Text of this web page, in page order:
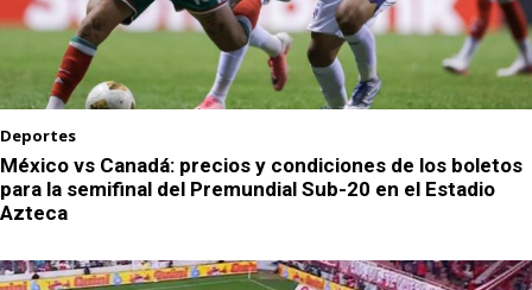
Deportes
México vs Canadá: precios y condiciones de los boletos
para la semifinal del Premundial Sub-20 en el Estadio
Azteca